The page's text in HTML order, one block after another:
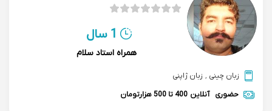
1 سال
همراه استاد سلام
زبان چینی , زبان ژاپنی
حضوری
آنلاین 400 تا 500 هزارتومان